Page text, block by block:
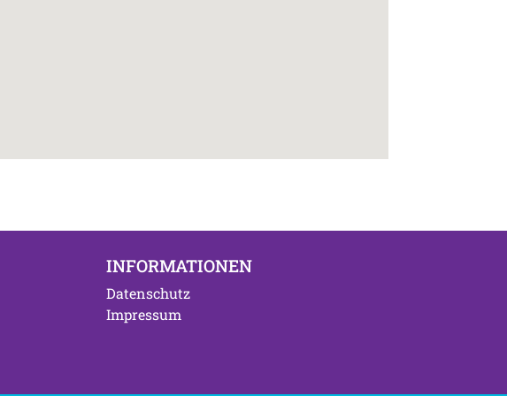
INFORMATIONEN
Datenschutz
Impressum